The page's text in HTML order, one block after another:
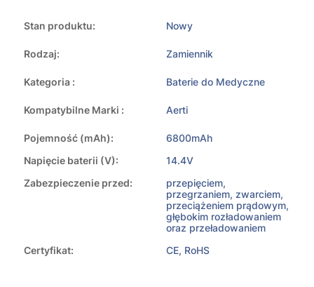
Stan produktu: Nowy
Rodzaj: Zamiennik
Kategoria : Baterie do Medyczne
Kompatybilne Marki : Aerti
Pojemność (mAh):
6800mAh
Napięcie baterii (V):
14.4V
Zabezpieczenie przed:
przepięciem,
przegrzaniem, zwarciem,
przeciążeniem prądowym,
głębokim rozładowaniem
oraz przeładowaniem
Certyfikat:
CE, RoHS